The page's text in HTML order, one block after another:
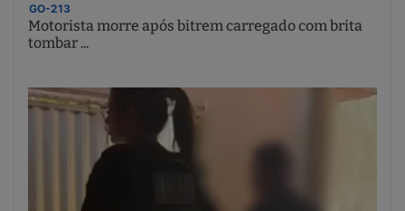
GO-213
Motorista morre após bitrem carregado com brita
tombar ...